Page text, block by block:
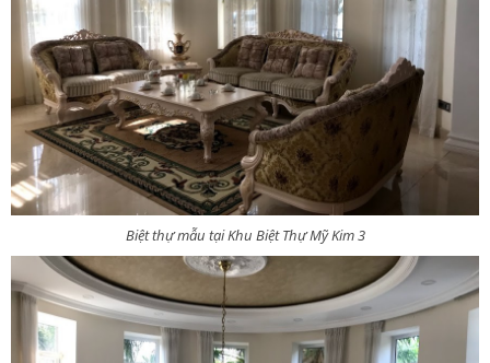
Biệt thự mẫu tại Khu Biệt Thự Mỹ Kim 3